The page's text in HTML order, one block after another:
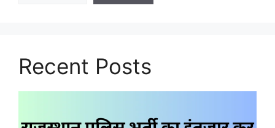
Recent Posts